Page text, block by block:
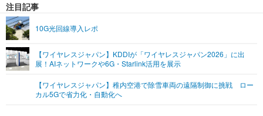
音楽
グラビア ブログ
ペット
その他
リリース一覧
プッシュ通知の停止方法
注目記事
10G光回線導入レポ
【ワイヤレスジャパン】KDDIが「ワイヤレスジャパン2026」に出
展！AIネットワークや6G・Starlink活用を展示
【ワイヤレスジャパン】稚内空港で除雪車両の遠隔制御に挑戦 ロー
カル5Gで省力化・自動化へ